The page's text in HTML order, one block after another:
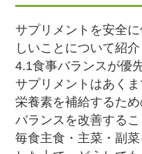
サプリメントを安全
しいことについて紹介
4.1食事バランスが優
サプリメントはあく
栄養素を補給するた
バランスを改善するこ
毎食主食・主菜・副